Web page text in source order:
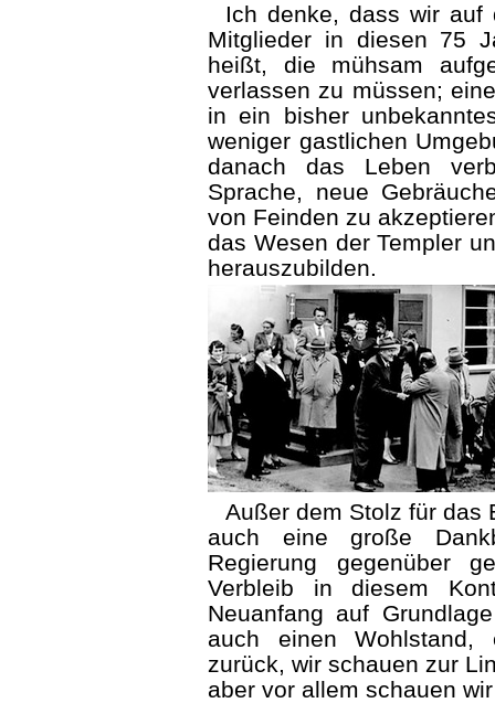
Ich denke, dass wir auf
Mitglieder in diesen 75
heißt, die mühsam
verlassen zu müssen;
in ein bisher
weniger gastlichen
danach das Leben
Sprache, neue
von Feinden zu
das Wesen der Templer
herauszubilden.
Außer dem Stolz für das
auch eine große
Regierung gegenüber
Verbleib in diesem
Neuanfang auf
auch einen Wohlstand,
zurück, wir schauen zur
aber vor allem schauen